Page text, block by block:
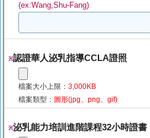
(ex:Wang,Shu-Fang)
※認證華人泌乳指導CCLA證照
檔案大小上限： 3,000KB
檔案類型： 圖形(jpg、png、gif)
※泌乳能力培訓進階課程32小時證書